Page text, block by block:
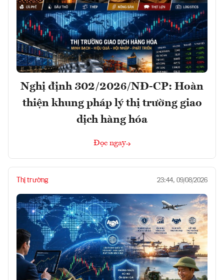
Nghị định 302/2026/NĐ-CP: Hoàn
thiện khung pháp lý thị trường giao
dịch hàng hóa
Đọc ngay
Thị trường 23:44, 09/08/2026